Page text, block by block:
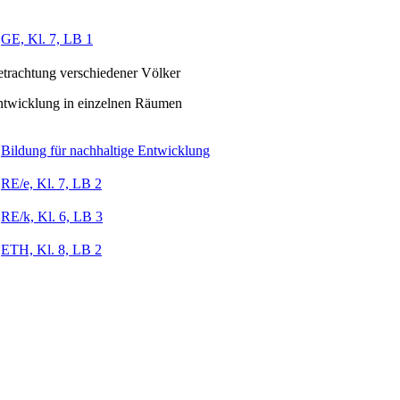
GE, Kl. 7, LB 1
verschiedener Völker
in einzelnen Räumen
Bildung für nachhaltige Entwicklung
RE/e, Kl. 7, LB 2
RE/k, Kl. 6, LB 3
ETH, Kl. 8, LB 2